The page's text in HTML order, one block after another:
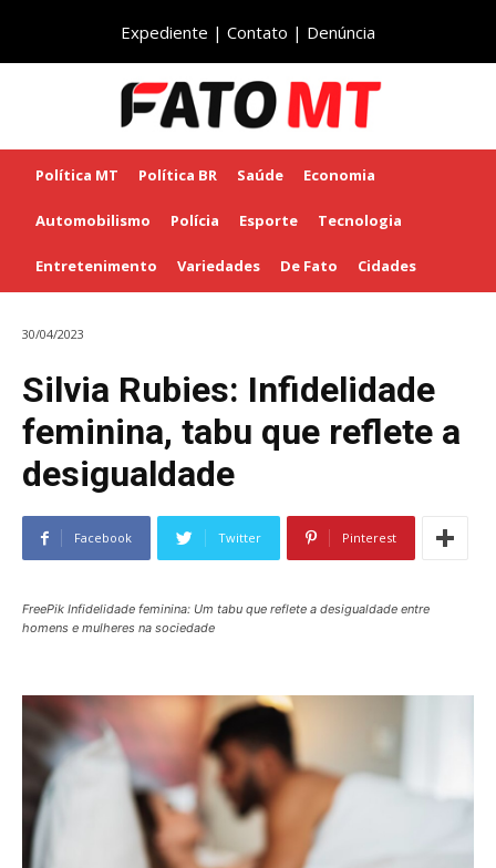
Expediente | Contato | Denúncia
Política MT Política BR Saúde Economia
Automobilismo Polícia Esporte Tecnologia
Entretenimento Variedades De Fato Cidades
30/04/2023
Silvia Rubies: Infidelidade
feminina, tabu que reflete a
desigualdade
Facebook Twitter Pinterest
FreePik Infidelidade feminina: Um tabu que reflete a desigualdade entre
homens e mulheres na sociedade